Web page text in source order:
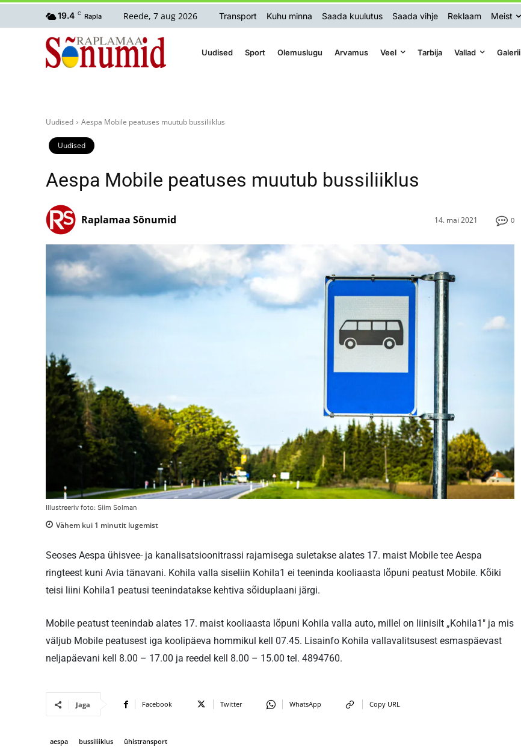
19.4 C Rapla Reede, 7 aug 2026 Transport Kuhu minna Saada kuulutus Saada vihje Reklaam Meist
Uudised Sport Olemuslugu Arvamus Veel Tarbija Vallad Galerii
Uudised Aespa Mobile peatuses muutub bussiliiklus
Uudised
Aespa Mobile peatuses muutub bussiliiklus
0
14. mai 2021
Raplamaa Sõnumid
Illustreeriv foto: Siim Solman
Vähem kui 1 minutit lugemist
Seoses Aespa ühisvee- ja kanalisatsioonitrassi rajamisega suletakse alates 17. maist Mobile tee Aespa
ringteest kuni Avia tänavani. Kohila valla siseliin Kohila1 ei teeninda kooliaasta lõpuni peatust Mobile. Kõiki
teisi liini Kohila1 peatusi teenindatakse kehtiva sõiduplaani järgi.
Mobile peatust teenindab alates 17. maist kooliaasta lõpuni Kohila valla auto, millel on liinisilt „Kohila1″ ja mis
väljub Mobile peatusest iga koolipäeva hommikul kell 07.45. Lisainfo Kohila vallavalitsusest esmaspäevast
neljapäevani kell 8.00 – 17.00 ja reedel kell 8.00 – 15.00 tel. 4894760.
Jaga Facebook Twitter WhatsApp Copy URL
aespa bussiliiklus ühistransport